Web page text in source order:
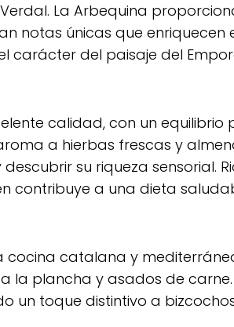
La Arbequina
notas únicas que enriquecen
carácter del paisaje del
calidad, con un
a hierbas frescas y
su riqueza sensorial.
contribuye a una dieta
cocina catalana y
la plancha y asados de
un toque distintivo a